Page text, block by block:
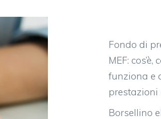
Fondo di
MEF: cos’è,
funziona e
prestazioni
Borsellino